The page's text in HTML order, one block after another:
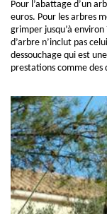
Pour l’abattage d’un
euros. Pour les arbres
grimper jusqu’à
d’arbre n’inclut pas
dessouchage qui est
prestations comme des